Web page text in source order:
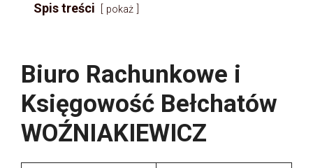
Spis treści pokaż
Biuro Rachunkowe i
Księgowość Bełchatów
WOŹNIAKIEWICZ